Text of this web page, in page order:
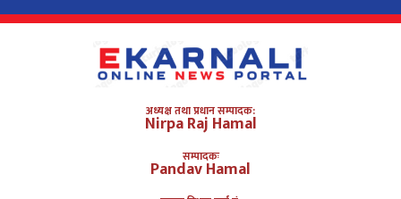
अध्यक्ष तथा प्रधान सम्पादक:
Nirpa Raj Hamal
सम्पादकः
Pandav Hamal